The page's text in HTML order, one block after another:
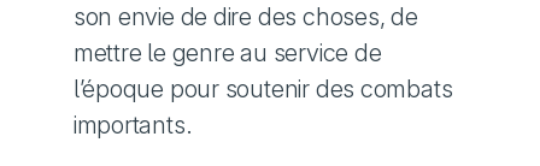
son envie de dire des choses, de
mettre le genre au service de
l’époque pour soutenir des combats
importants.